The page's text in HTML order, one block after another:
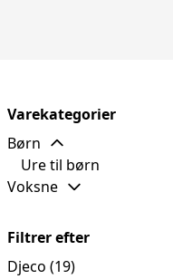
Varekategorier
Børn
Ure til børn
Voksne
Filtrer efter
Djeco (19)